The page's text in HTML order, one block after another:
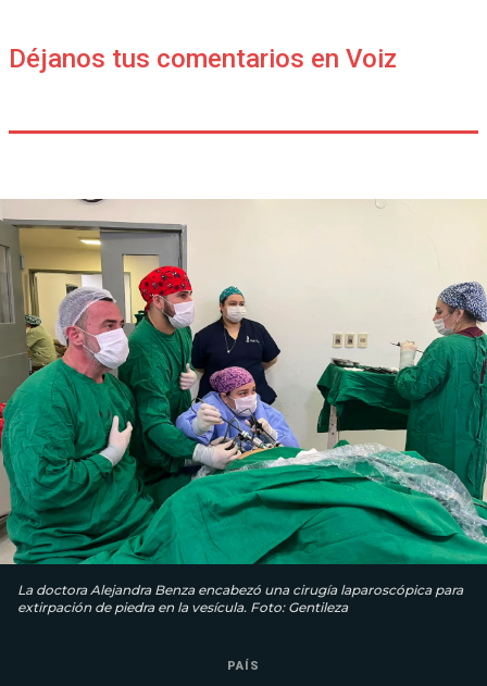
Déjanos tus comentarios en Voiz
La doctora Alejandra Benza encabezó una cirugía laparoscópica para
extirpación de piedra en la vesícula. Foto: Gentileza
PAÍS